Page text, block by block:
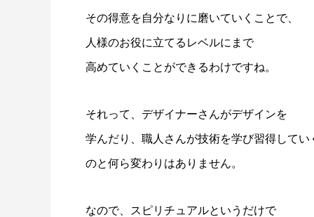
その得意を自分なりに磨いていくことで、
人様のお役に立てるレベルにまで
高めていくことができるわけですね。
それって、デザイナーさんがデザインを
学んだり、職人さんが技術を学び習得してい
のと何ら変わりはありません。
なので、スピリチュアルというだけで